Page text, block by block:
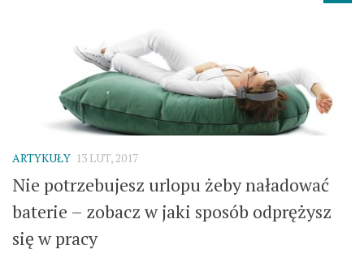
ARTYKUŁY 13 LUT, 2017
Nie potrzebujesz urlopu żeby naładować
baterie – zobacz w jaki sposób odprężysz
się w pracy